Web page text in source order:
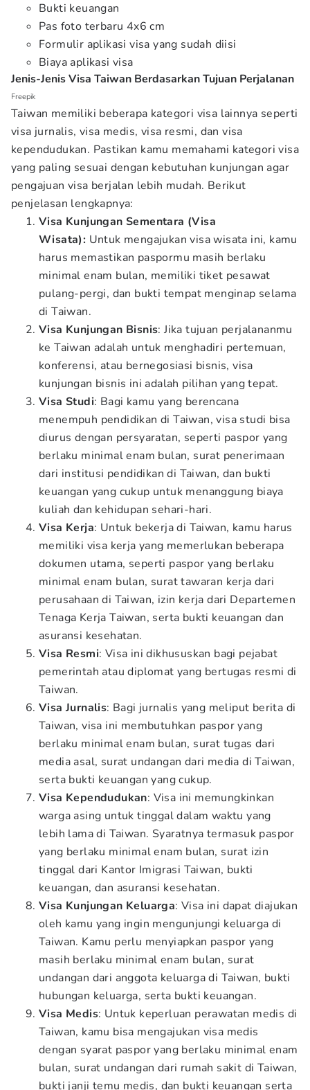
Bukti keuangan
Pas foto terbaru 4x6 cm
Formulir aplikasi visa yang sudah diisi
Biaya aplikasi visa
Jenis-Jenis Visa Taiwan Berdasarkan Tujuan Perjalanan
Freepik
Taiwan memiliki beberapa kategori visa lainnya seperti
visa jurnalis, visa medis, visa resmi, dan visa
kependudukan. Pastikan kamu memahami kategori visa
yang paling sesuai dengan kebutuhan kunjungan agar
pengajuan visa berjalan lebih mudah. Berikut
penjelasan lengkapnya:
Visa Kunjungan Sementara (Visa
Wisata): Untuk mengajukan visa wisata ini, kamu
harus memastikan paspormu masih berlaku
minimal enam bulan, memiliki tiket pesawat
pulang-pergi, dan bukti tempat menginap selama
di Taiwan.
Visa Kunjungan Bisnis: Jika tujuan perjalananmu
ke Taiwan adalah untuk menghadiri pertemuan,
konferensi, atau bernegosiasi bisnis, visa
kunjungan bisnis ini adalah pilihan yang tepat.
Visa Studi: Bagi kamu yang berencana
menempuh pendidikan di Taiwan, visa studi bisa
diurus dengan persyaratan, seperti paspor yang
berlaku minimal enam bulan, surat penerimaan
dari institusi pendidikan di Taiwan, dan bukti
keuangan yang cukup untuk menanggung biaya
kuliah dan kehidupan sehari-hari.
Visa Kerja: Untuk bekerja di Taiwan, kamu harus
memiliki visa kerja yang memerlukan beberapa
dokumen utama, seperti paspor yang berlaku
minimal enam bulan, surat tawaran kerja dari
perusahaan di Taiwan, izin kerja dari Departemen
Tenaga Kerja Taiwan, serta bukti keuangan dan
asuransi kesehatan.
Visa Resmi: Visa ini dikhususkan bagi pejabat
pemerintah atau diplomat yang bertugas resmi di
Taiwan.
Visa Jurnalis: Bagi jurnalis yang meliput berita di
Taiwan, visa ini membutuhkan paspor yang
berlaku minimal enam bulan, surat tugas dari
media asal, surat undangan dari media di Taiwan,
serta bukti keuangan yang cukup.
Visa Kependudukan: Visa ini memungkinkan
warga asing untuk tinggal dalam waktu yang
lebih lama di Taiwan. Syaratnya termasuk paspor
yang berlaku minimal enam bulan, surat izin
tinggal dari Kantor Imigrasi Taiwan, bukti
keuangan, dan asuransi kesehatan.
Visa Kunjungan Keluarga: Visa ini dapat diajukan
oleh kamu yang ingin mengunjungi keluarga di
Taiwan. Kamu perlu menyiapkan paspor yang
masih berlaku minimal enam bulan, surat
undangan dari anggota keluarga di Taiwan, bukti
hubungan keluarga, serta bukti keuangan.
Visa Medis: Untuk keperluan perawatan medis di
Taiwan, kamu bisa mengajukan visa medis
dengan syarat paspor yang berlaku minimal enam
bulan, surat undangan dari rumah sakit di Taiwan,
bukti janji temu medis, dan bukti keuangan serta